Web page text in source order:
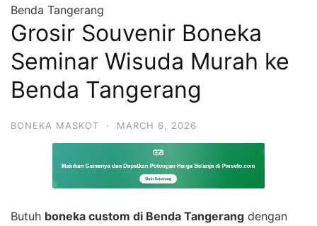
Benda Tangerang
Grosir Souvenir Boneka
Seminar Wisuda Murah ke
Benda Tangerang
BONEKA MASKOT · MARCH 6, 2026
Butuh boneka custom di Benda Tangerang dengan